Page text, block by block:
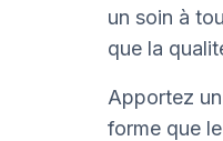
un soin à
que la
Apportez
forme que